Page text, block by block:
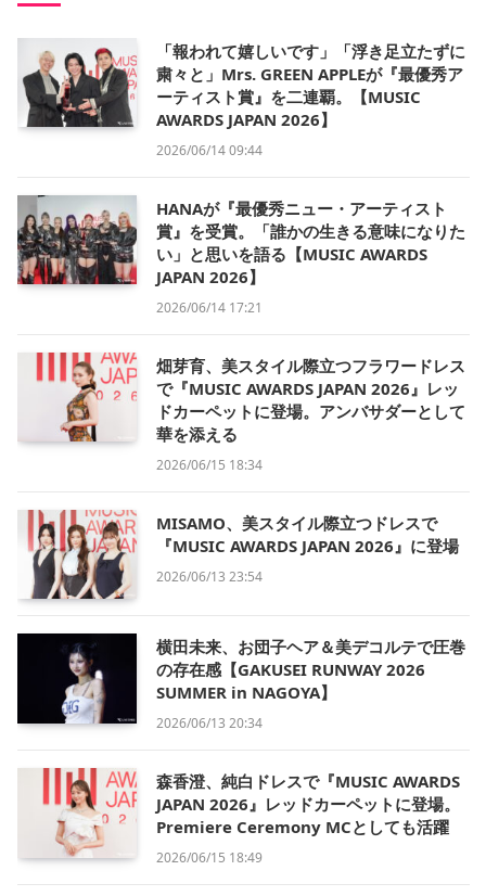
「報われて嬉しいです」「浮き足立たずに
粛々と」Mrs. GREEN APPLEが『最優秀ア
ーティスト賞』を二連覇。【MUSIC
AWARDS JAPAN 2026】
2026/06/14 09:44
HANAが『最優秀ニュー・アーティスト
賞』を受賞。「誰かの生きる意味になりた
い」と思いを語る【MUSIC AWARDS
JAPAN 2026】
2026/06/14 17:21
畑芽育、美スタイル際立つフラワードレス
で『MUSIC AWARDS JAPAN 2026』レッ
ドカーペットに登場。アンバサダーとして
華を添える
2026/06/15 18:34
MISAMO、美スタイル際立つドレスで
『MUSIC AWARDS JAPAN 2026』に登場
2026/06/13 23:54
横田未来、お団子ヘア＆美デコルテで圧巻
の存在感【GAKUSEI RUNWAY 2026
SUMMER in NAGOYA】
2026/06/13 20:34
森香澄、純白ドレスで『MUSIC AWARDS
JAPAN 2026』レッドカーペットに登場。
Premiere Ceremony MCとしても活躍
2026/06/15 18:49